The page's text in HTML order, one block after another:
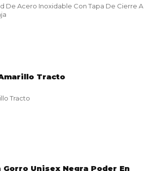
De Acero Inoxidable Con Tapa De Cierre A
Tracto
Tracto
Gorro Unisex Negra Poder En